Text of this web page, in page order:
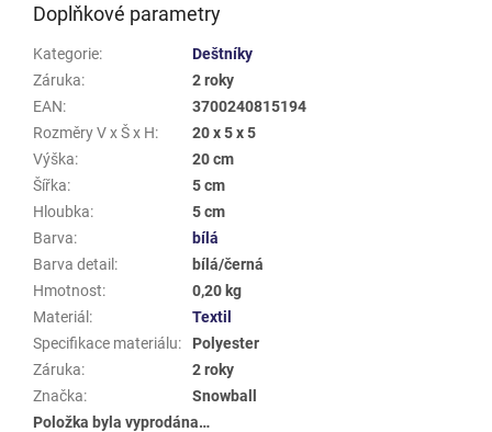
Doplňkové parametry
Kategorie:
Deštníky
Záruka:
2 roky
EAN:
3700240815194
Rozměry V x Š x H:
20 x 5 x 5
Výška:
20 cm
Šířka:
5 cm
Hloubka:
5 cm
Barva:
bílá
Barva detail :
bílá/černá
Hmotnost:
0,20 kg
Materiál :
Textil
Specifikace materiálu:
Polyester
Záruka:
2 roky
Značka:
Snowball
Položka byla vyprodána…